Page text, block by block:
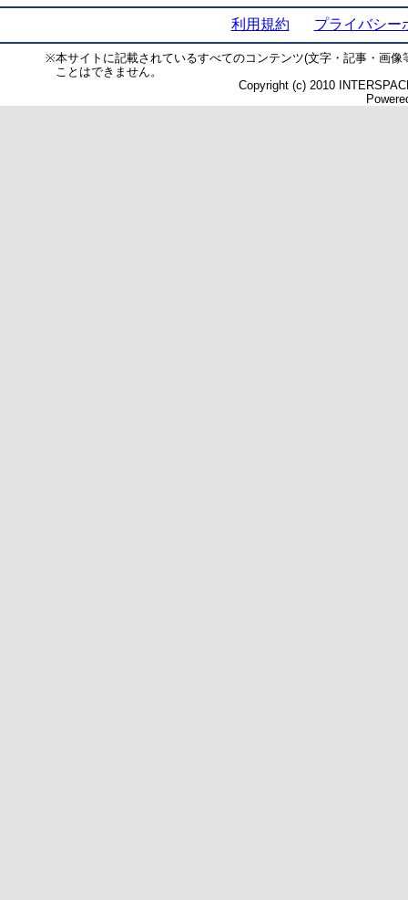
利用規約 プライバシー
※本サイトに記載されているすべてのコンテンツ(文字・記事・画
ことはできません。
Copyright (c) 2010